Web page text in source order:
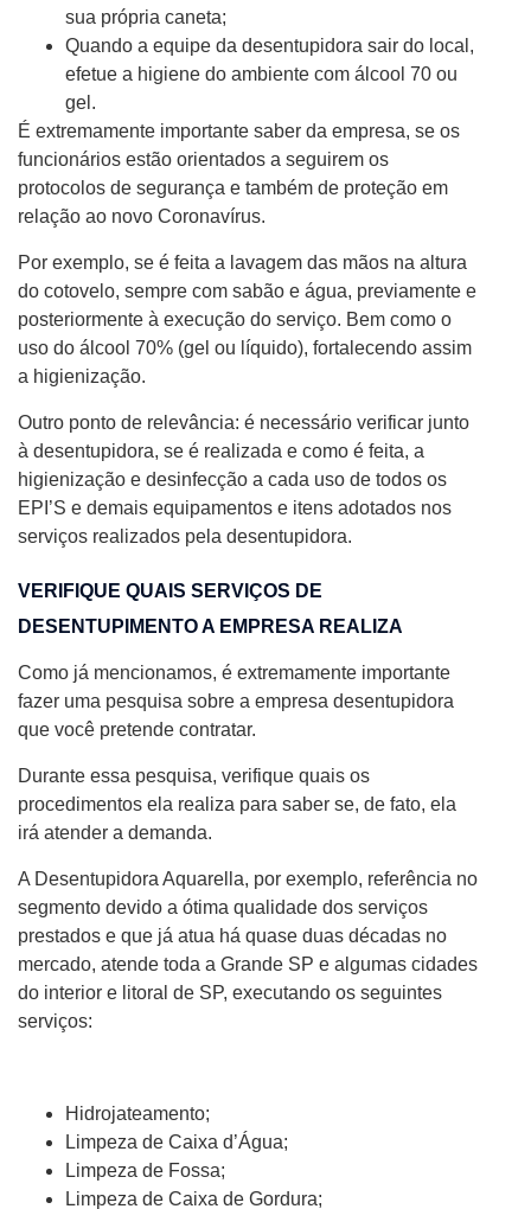
sua própria caneta;
Quando a equipe da desentupidora sair do local,
efetue a higiene do ambiente com álcool 70 ou
gel.
É extremamente importante saber da empresa, se os
funcionários estão orientados a seguirem os
protocolos de segurança e também de proteção em
relação ao novo Coronavírus.
Por exemplo, se é feita a lavagem das mãos na altura
do cotovelo, sempre com sabão e água, previamente e
posteriormente à execução do serviço. Bem como o
uso do álcool 70% (gel ou líquido), fortalecendo assim
a higienização.
Outro ponto de relevância: é necessário verificar junto
à desentupidora, se é realizada e como é feita, a
higienização e desinfecção a cada uso de todos os
EPI’S e demais equipamentos e itens adotados nos
serviços realizados pela desentupidora.
VERIFIQUE QUAIS SERVIÇOS DE
DESENTUPIMENTO A EMPRESA REALIZA
Como já mencionamos, é extremamente importante
fazer uma pesquisa sobre a empresa desentupidora
que você pretende contratar.
Durante essa pesquisa, verifique quais os
procedimentos ela realiza para saber se, de fato, ela
irá atender a demanda.
A Desentupidora Aquarella, por exemplo, referência no
segmento devido a ótima qualidade dos serviços
prestados e que já atua há quase duas décadas no
mercado, atende toda a Grande SP e algumas cidades
do interior e litoral de SP, executando os seguintes
serviços:
Hidrojateamento;
Limpeza de Caixa d’Água;
Limpeza de Fossa;
Limpeza de Caixa de Gordura;